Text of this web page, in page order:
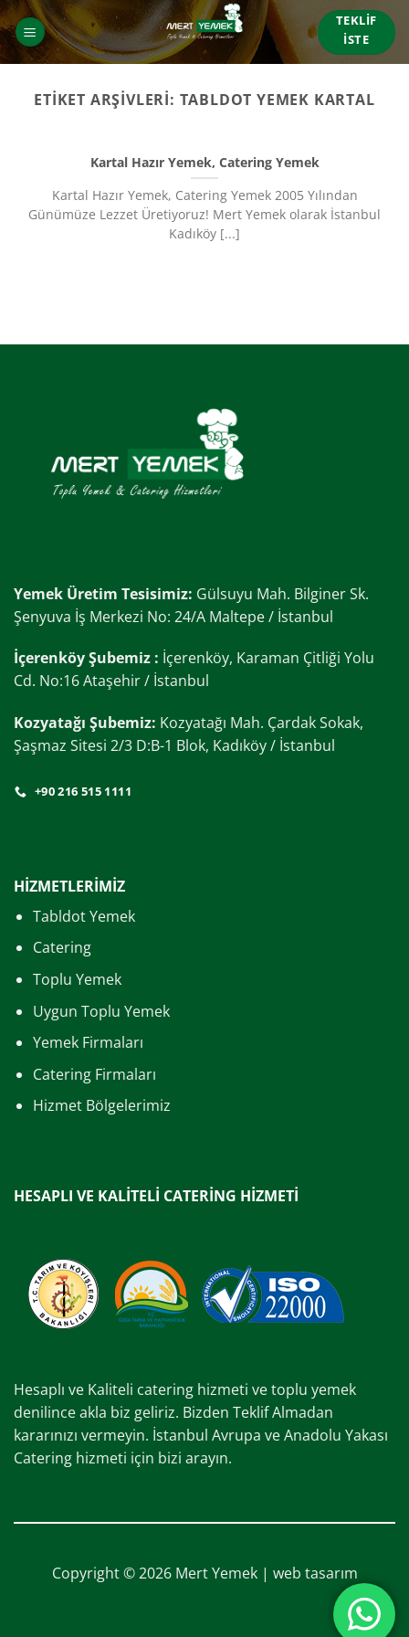
İçeriğe
atla
TEKLIF
İSTE
ETIKET ARŞIVLERI: TABLDOT YEMEK KARTAL
Kartal Hazır Yemek, Catering Yemek
Kartal Hazır Yemek, Catering Yemek 2005 Yılından
Günümüze Lezzet Üretiyoruz!​ Mert Yemek olarak İstanbul
Kadıköy [...]
Yemek Üretim Tesisimiz: Gülsuyu Mah. Bilginer Sk.
Şenyuva İş Merkezi No: 24/A Maltepe / İstanbul
İçerenköy Şubemiz : İçerenköy, Karaman Çitliği Yolu
Cd. No:16 Ataşehir / İstanbul
Kozyatağı Şubemiz: Kozyatağı Mah. Çardak Sokak,
Şaşmaz Sitesi 2/3 D:B-1 Blok, Kadıköy / İstanbul
+90 216 515 1111
HİZMETLERİMİZ
Tabldot Yemek
Catering
Toplu Yemek
Uygun Toplu Yemek
Yemek Firmaları
Catering Firmaları
Hizmet Bölgelerimiz
HESAPLI VE KALİTELİ CATERİNG HİZMETİ
Hesaplı ve Kaliteli catering hizmeti ve toplu yemek
denilince akla biz geliriz. Bizden Teklif Almadan
kararınızı vermeyin. İstanbul Avrupa ve Anadolu Yakası
Catering hizmeti için bizi arayın.
Copyright © 2026 Mert Yemek | web tasarım